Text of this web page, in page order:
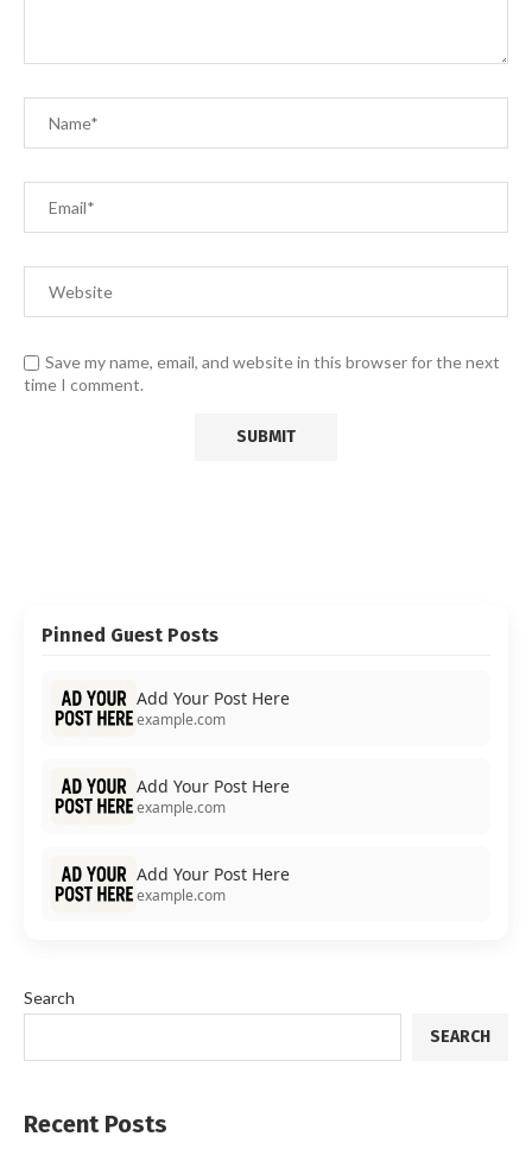
Save my name, email, and website in this browser for the next
time I comment.
Pinned Guest Posts
Add Your Post Here
example.com
Add Your Post Here
example.com
Add Your Post Here
example.com
Search
SEARCH
Recent Posts